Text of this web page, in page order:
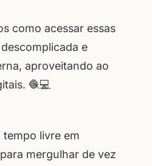
como acessar essas
e
aproveitando ao
🧶💻
tempo livre em
mergulhar de vez